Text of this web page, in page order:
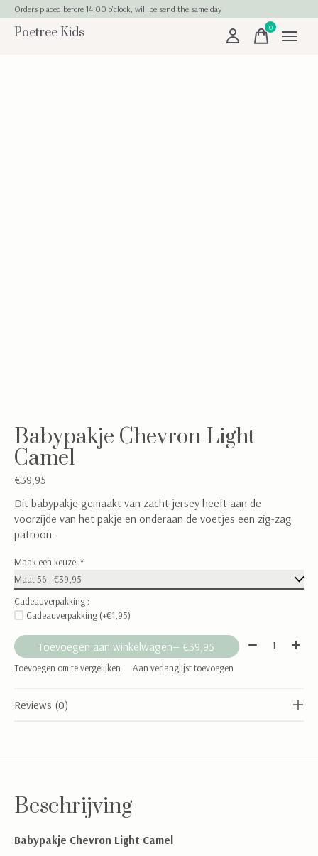
Orders placed before 14:00 o'clock, will be send the same day
Poetree Kids 0items
Babypakje Chevron Light
Camel
€39,95
Dit babypakje gemaakt van zacht jersey heeft aan de
voorzijde van het pakje en onderaan de voetjes een zig-zag
patroon.
Maak een keuze: *
Cadeauverpakking :
Cadeauverpakking (+€1,95)
Toevoegen aan winkelwagen — €39,95 Aantal:
Toevoegen om te vergelijken Aan verlanglijst toevoegen
Reviews (0)
Beschrijving
Babypakje Chevron Light Camel